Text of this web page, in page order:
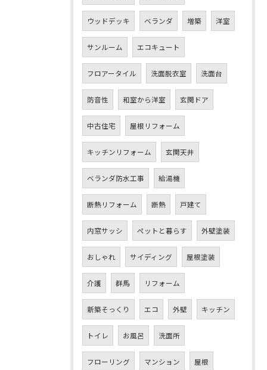
ウッドデッキ ベランダ 増築 洋室
サンルーム エコキュート
フロアータイル 洗面脱衣室 洗面台
防音性 和室から洋室 玄関ドア
中古住宅 屋根リフォーム
キッチンリフォーム 玄関天井
ベランダ防水工事 給湯機
断熱リフォーム 断熱 戸建て
内窓サッシ ペットと暮らす 外壁塗装
おしゃれ サイディング 屋根塗装
介護 群馬 リフォーム
新築そっくり エコ 外壁 キッチン
トイレ お風呂 洗面所
フローリング マンション 屋根